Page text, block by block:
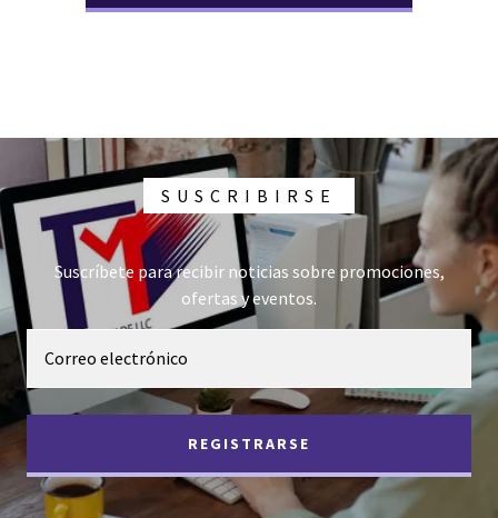
SUSCRIBIRSE
Suscríbete para recibir noticias sobre promociones,
ofertas y eventos.
Correo electrónico
REGISTRARSE